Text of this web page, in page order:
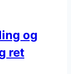
og
ret